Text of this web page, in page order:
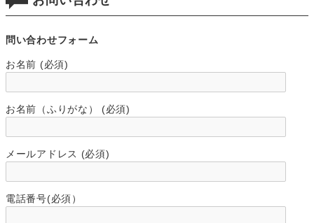
問い合わせフォーム
お名前 (必須)
お名前（ふりがな） (必須)
メールアドレス (必須)
電話番号(必須）